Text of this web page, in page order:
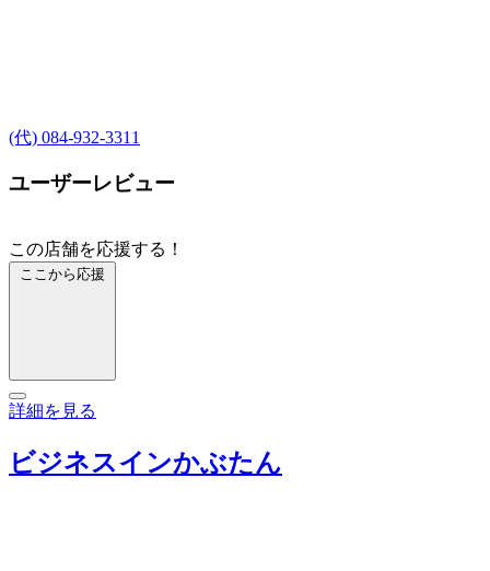
(代) 084-932-3311
ユーザーレビュー
この店舗を応援する！
ここから応援
詳細を見る
ビジネスインかぶたん